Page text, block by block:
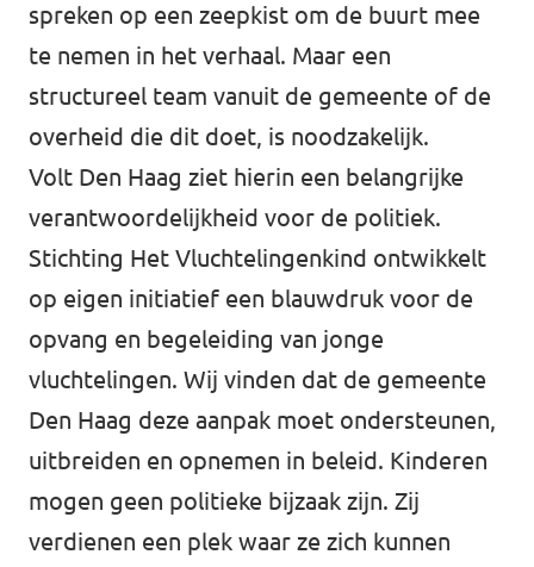
spreken op een zeepkist om de buurt mee
te nemen in het verhaal. Maar een
structureel team vanuit de gemeente of de
overheid die dit doet, is noodzakelijk.
Volt Den Haag ziet hierin een belangrijke
verantwoordelijkheid voor de politiek.
Stichting Het Vluchtelingenkind ontwikkelt
op eigen initiatief een blauwdruk voor de
opvang en begeleiding van jonge
vluchtelingen. Wij vinden dat de gemeente
Den Haag deze aanpak moet ondersteunen,
uitbreiden en opnemen in beleid. Kinderen
mogen geen politieke bijzaak zijn. Zij
verdienen een plek waar ze zich kunnen